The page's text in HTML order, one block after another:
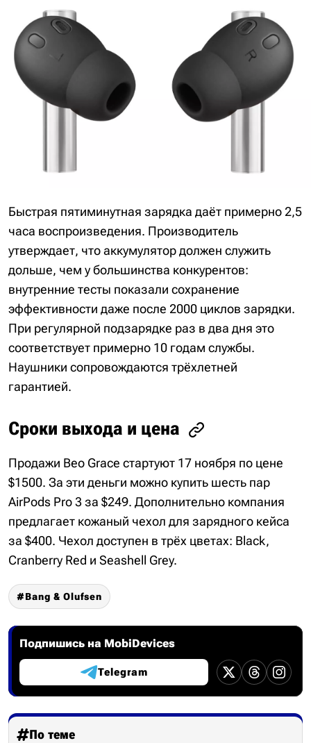
Быстрая пятиминутная зарядка даёт примерно 2,5
часа воспроизведения. Производитель
утверждает, что аккумулятор должен служить
дольше, чем у большинства конкурентов:
внутренние тесты показали сохранение
эффективности даже после 2000 циклов зарядки.
При регулярной подзарядке раз в два дня это
соответствует примерно 10 годам службы.
Наушники сопровождаются трёхлетней
гарантией.
Сроки выхода и цена
Продажи Beo Grace стартуют 17 ноября по цене
$1500. За эти деньги можно купить шесть пар
AirPods Pro 3 за $249. Дополнительно компания
предлагает кожаный чехол для зарядного кейса
за $400. Чехол доступен в трёх цветах: Black,
Cranberry Red и Seashell Grey.
Bang & Olufsen
Подпишись на MobiDevices
Telegram
По теме